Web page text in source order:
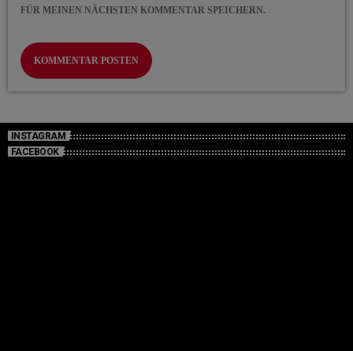
FÜR MEINEN NÄCHSTEN KOMMENTAR SPEICHERN.
INSTAGRAM
FACEBOOK